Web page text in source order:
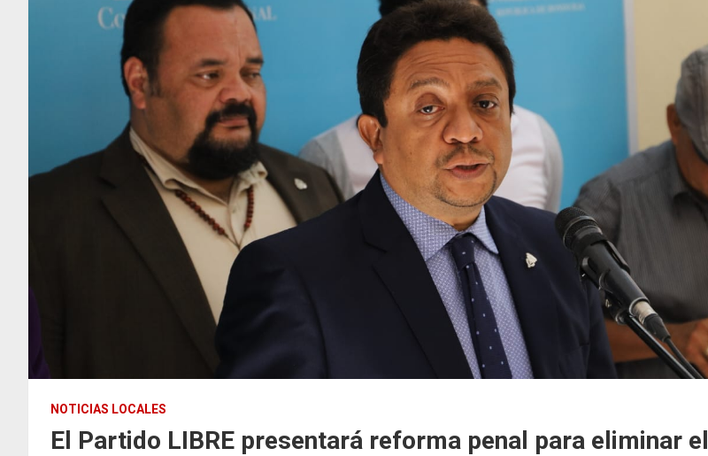
NOTICIAS LOCALES
El Partido LIBRE presentará reforma penal para eliminar el